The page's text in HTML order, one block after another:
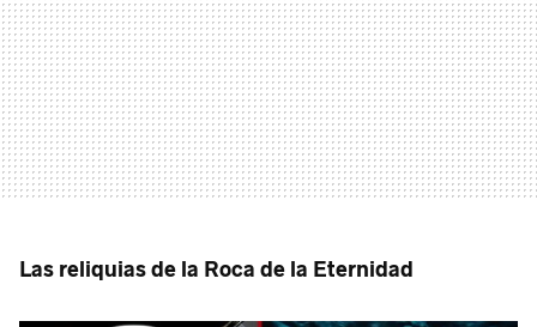
Las reliquias de la Roca de la Eternidad